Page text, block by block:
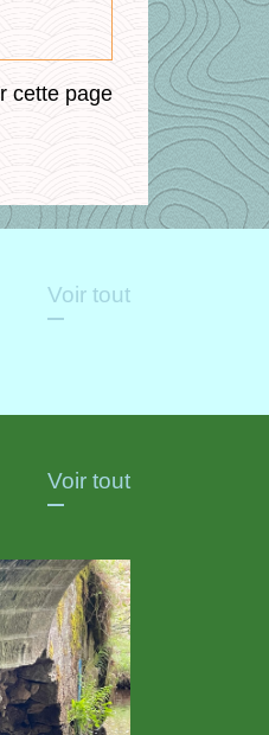
cette page
Voir tout
Voir tout